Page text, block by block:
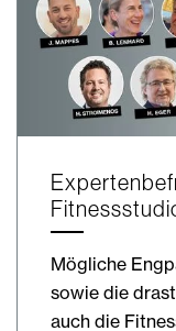
Mögliche
sowie die
auch die